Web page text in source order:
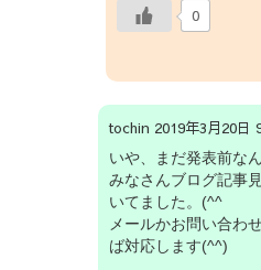
0
tochin 2019年3月20日
いや、まだ発表前な
みなさんブログ記事
いてました。(^^ゞ
メールかお問い合わ
ば対応します(^^)